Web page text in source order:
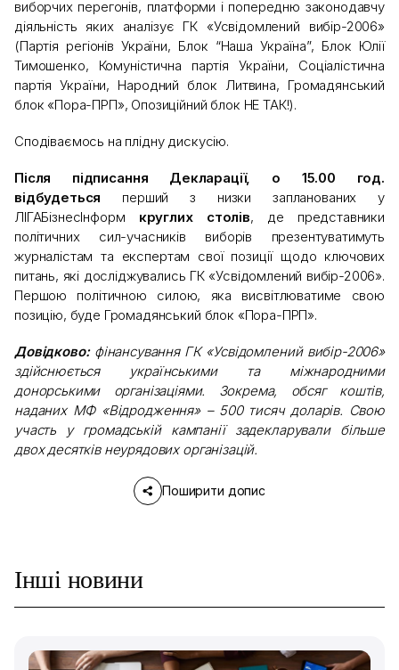
виборчих перегонів, платформи і попередню законодавчу
діяльність яких аналізує ГК «Усвідомлений вибір-2006»
(Партія регіонів України, Блок “Наша Україна”, Блок Юлії
Тимошенко, Комуністична партія України, Соціалістична
партія України, Народний блок Литвина, Громадянський
блок «Пора-ПРП», Опозиційний блок НЕ ТАК!).
Сподіваємось на плідну дискусію.
Після підписання Декларації, о 15.00 год.
відбудеться перший з низки запланованих у
ЛІГАБізнесІнформ круглих столів, де представники
політичних сил-учасників виборів презентуватимуть
журналістам та експертам свої позиції щодо ключових
питань, які досліджувались ГК «Усвідомлений вибір-2006».
Першою політичною силою, яка висвітлюватиме свою
позицію, буде Громадянський блок «Пора-ПРП».
Довідково:фінансування ГК «Усвідомлений вибір-2006»
здійснюється українськими та міжнародними
донорськими організаціями. Зокрема, обсяг коштів,
наданих МФ «Відродження» – 500 тисяч доларів. Свою
участь у громадській кампанії задекларували більше
двох десятків неурядових організацій.
Поширити допис
Інші новини